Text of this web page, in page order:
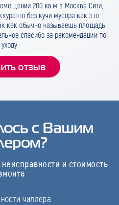
200 кв.м в Москва Сити,
без кучи мусора как это
как обычно называешь площадь
спасибо за рекомендации по
уходу
отзыв
с Вашим
и стоимость
чиллера